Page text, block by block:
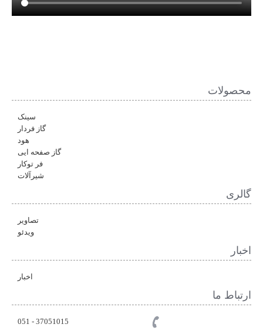
محصولات
سینک
گاز فردار
هود
گاز صفحه ایی
فر توکار
شیرآلات
گالری
تصاویر
ویدئو
اخبار
اخبار
ارتباط ما
37051015 - 051